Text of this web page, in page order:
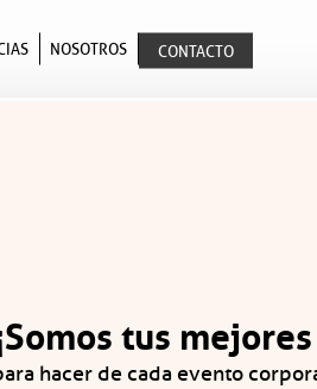
NOSOTROS CONTACTO
tus
hacer de cada evento